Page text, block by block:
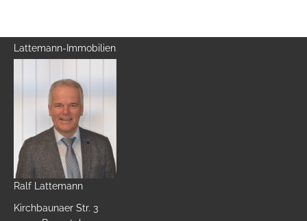
Lattemann-Immobilien
Ralf Lattemann
Kirchbaunaer Str. 3